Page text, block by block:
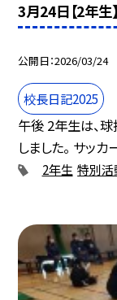
3月24日【2年生
公開日 2026/03/24
校長日記2025
午後 2年生は、
しました。 サッカ
2年生 特別活